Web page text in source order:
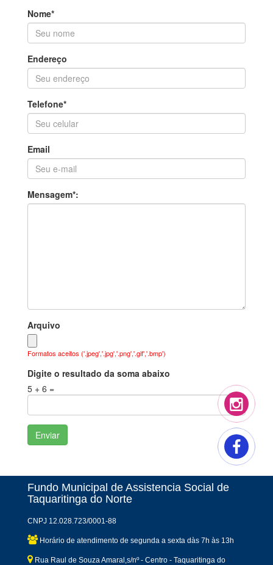
Nome*
Endereço
Telefone*
Email
Mensagem*:
Arquivo
Formatos aceitos ('.jpeg','.jpg','.png','.gif','.bmp')
Digite o resultado da soma abaixo
5 + 6 =
Fundo Municipal de Assistencia Social de
Taquaritinga do Norte
CNPJ 12.028.723/0001-88
Horário de atendimento de segunda a sexta dàs 7h às 13h
Rua Raul de Souza Amaral,s/nº - Centro - Taquaritinga do